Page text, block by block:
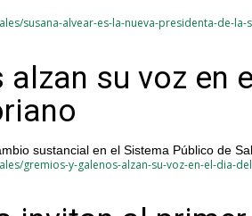
susana-alvear-es-la-nueva-presidenta-de-la-
su voz en
sustancial en el Sistema Público de
gremios-y-galenos-alzan-su-voz-en-el-dia-